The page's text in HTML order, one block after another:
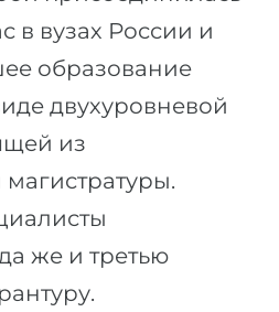
в вузах России и
образование
двухуровневой
из
же и третью